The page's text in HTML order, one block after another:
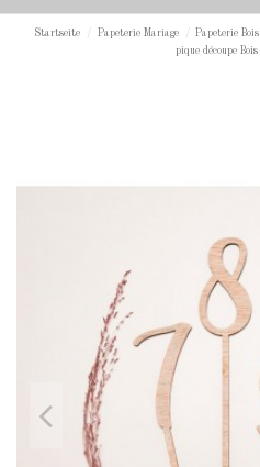
Startseite Papeterie Mariage Papeterie Bois
pique découpe Bois